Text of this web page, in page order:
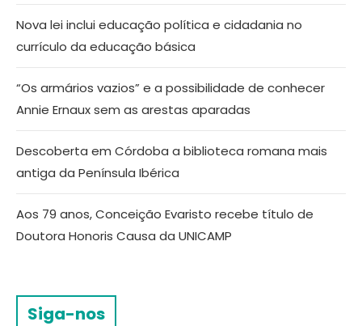
Nova lei inclui educação política e cidadania no
currículo da educação básica
“Os armários vazios” e a possibilidade de conhecer
Annie Ernaux sem as arestas aparadas
Descoberta em Córdoba a biblioteca romana mais
antiga da Península Ibérica
Aos 79 anos, Conceição Evaristo recebe título de
Doutora Honoris Causa da UNICAMP
Siga-nos